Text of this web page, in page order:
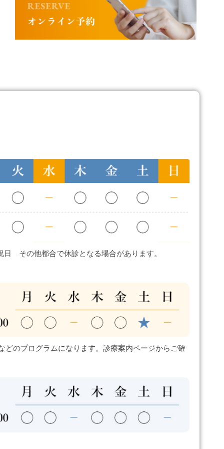
その他都合で休診となる場合があります。
どのプログラムになります。診療案内ページからご確